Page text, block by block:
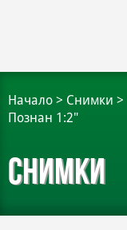
Начало > Снимки >
Познан 1:2"
Снимки